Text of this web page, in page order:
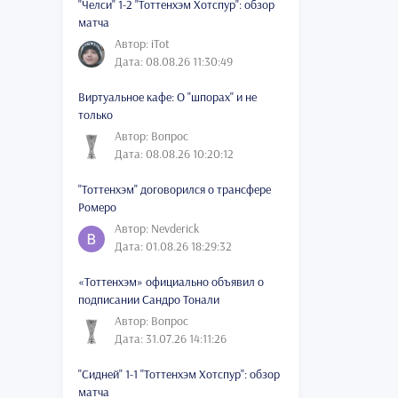
"Челси" 1-2 "Тоттенхэм Хотспур": обзор
матча
Автор: iTot
Дата: 08.08.26 11:30:49
Виртуальное кафе: О "шпорах" и не
только
Автор: Вопрос
Дата: 08.08.26 10:20:12
"Тоттенхэм" договорился о трансфере
Ромеро
Автор: Nevderick
Дата: 01.08.26 18:29:32
«Тоттенхэм» официально объявил о
подписании Сандро Тонали
Автор: Вопрос
Дата: 31.07.26 14:11:26
"Сидней" 1-1 "Тоттенхэм Хотспур": обзор
матча